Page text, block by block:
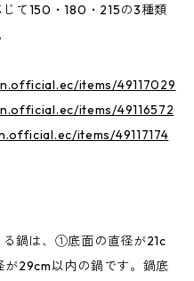
て150・180・215の3種類
items/49117029
items/49116572
items/49117174
る鍋は、①底面の直径が21c
29cm以内の鍋です。鍋底